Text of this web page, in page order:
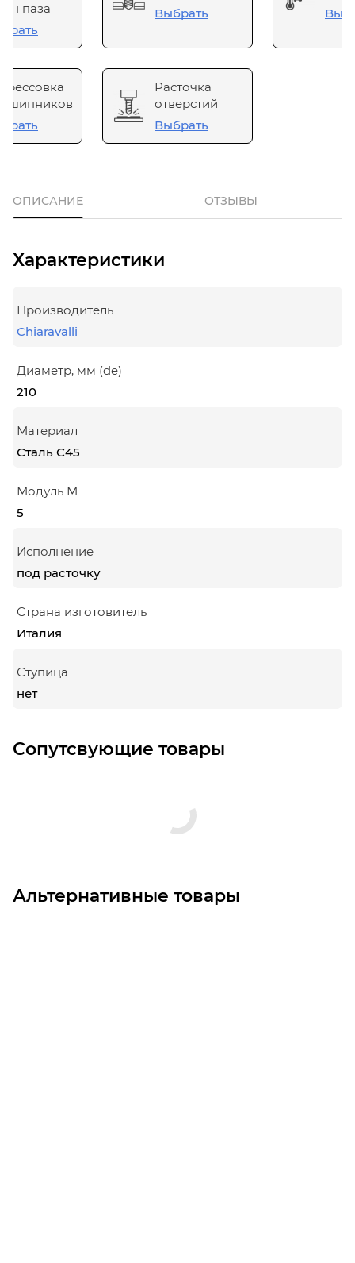
паза
Выбрать
Расточка
отверстий
Выбрать
ОПИСАНИЕ ОТЗЫВЫ
Характеристики
Производитель
Chiaravalli
Диаметр, мм (de)
210
Материал
Сталь С45
Модуль М
5
Исполнение
под расточку
Страна изготовитель
Италия
Ступица
нет
Сопутсвующие товары
Альтернативные товары